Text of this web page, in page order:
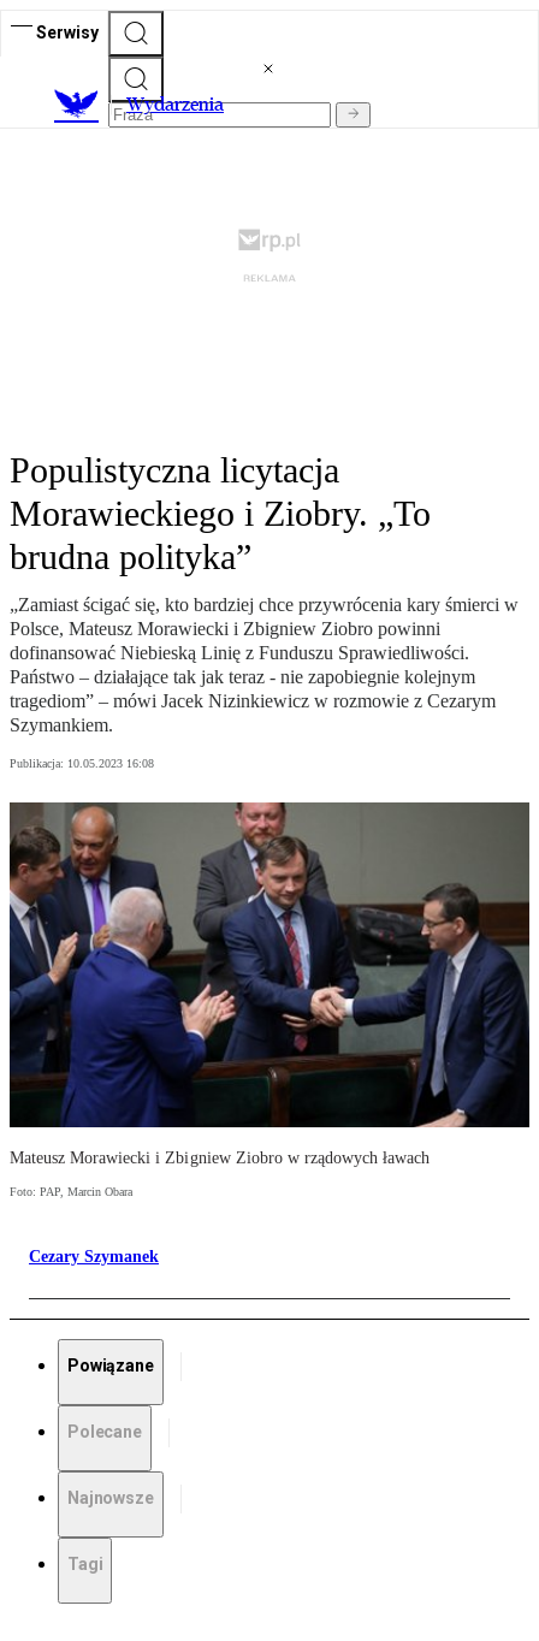
Serwisy
Wydarzenia
Populistyczna licytacja
Morawieckiego i Ziobry. „To
brudna polityka”
„Zamiast ścigać się, kto bardziej chce przywrócenia kary śmierci w
Polsce, Mateusz Morawiecki i Zbigniew Ziobro powinni
dofinansować Niebieską Linię z Funduszu Sprawiedliwości.
Państwo – działające tak jak teraz - nie zapobiegnie kolejnym
tragediom” – mówi Jacek Nizinkiewicz w rozmowie z Cezarym
Szymankiem.
Publikacja: 10.05.2023 16:08
Mateusz Morawiecki i Zbigniew Ziobro w rządowych ławach
Foto: PAP, Marcin Obara
Cezary Szymanek
Powiązane
Polecane
Najnowsze
Tagi